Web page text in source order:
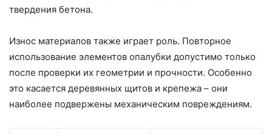
твердения бетона.
Износ материалов также играет роль. Повторное
использование элементов опалубки допустимо только
после проверки их геометрии и прочности. Особенно
это касается деревянных щитов и крепежа – они
наиболее подвержены механическим повреждениям.